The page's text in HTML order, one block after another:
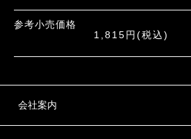
参考小売価格
1,815円(税込)
会社案内